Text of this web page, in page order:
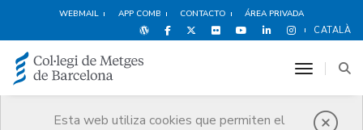
WEBMAIL APP COMB CONTACTO ÁREA PRIVADA
CATALÀ
Esta web utiliza cookies que permiten el
toggle